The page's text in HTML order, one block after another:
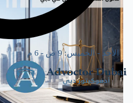
الأحد - الخميس: 9 ص - 6 م